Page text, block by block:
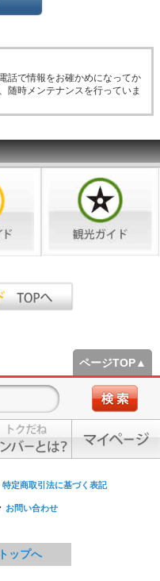
話で情報をお確かめになってか
随時メンテナンスを行っていま
ページTOP▲
特定商取引法に基づく表記
・ お問い合わせ
ップへ